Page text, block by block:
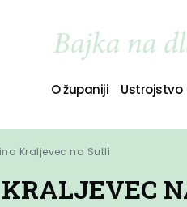
O županiji Ustrojstvo
Kraljevec na Sutli